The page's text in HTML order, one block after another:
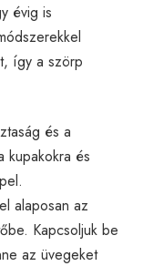
évig is
így a szörp
és a
kupakokra és
alaposan az
Kapcsoljuk be
az üvegeket